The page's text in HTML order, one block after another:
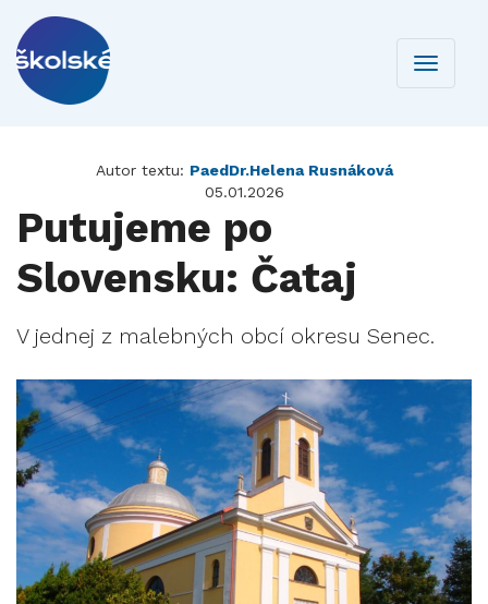
Toggle
Autor textu: PaedDr.Helena Rusnáková
05.01.2026
Putujeme po
Slovensku: Čataj
V jednej z malebných obcí okresu Senec.